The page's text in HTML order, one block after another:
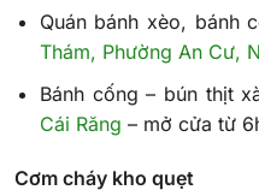
Quán bánh xèo, bánh
Thám, Phường An Cư,
Bánh cống – bún thịt
Cái Răng – mở cửa từ
Cơm cháy kho quẹt